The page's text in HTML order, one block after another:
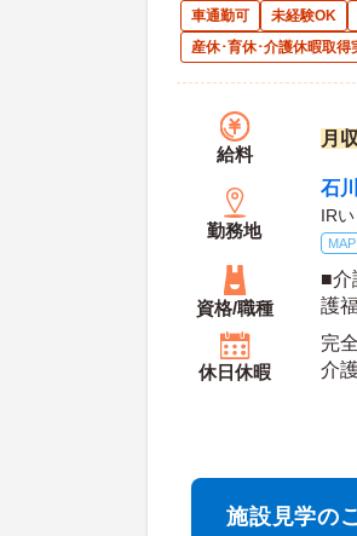
車通勤可 未経験OK
産休･育休･介護休暇取得
給料
月
勤務地
石
IR
MAP
資格/職種
■介
護
須
休日休暇
完
介
施設見学の